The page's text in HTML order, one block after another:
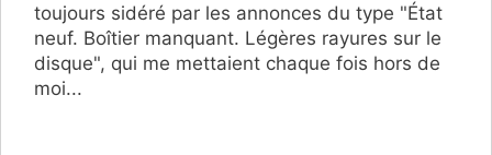
toujours sidéré par les annonces du type "État
neuf. Boîtier manquant. Légères rayures sur le
disque", qui me mettaient chaque fois hors de
moi...